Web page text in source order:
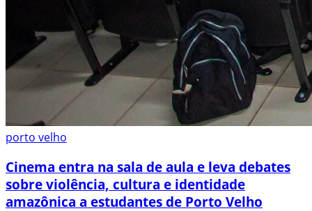
porto velho
Cinema entra na sala de aula e leva debates
sobre violência, cultura e identidade
amazônica a estudantes de Porto Velho